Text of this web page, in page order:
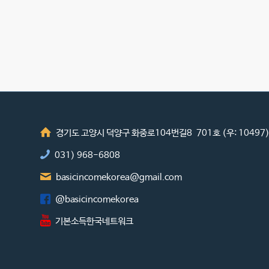
경기도 고양시 덕양구 화중로104번길8 701호 (우: 10497)
031) 968-6808
basicincomekorea@gmail.com
@basicincomekorea
기본소득한국네트워크